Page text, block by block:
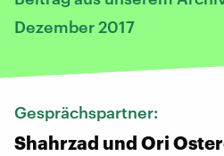
Dezember 2017
Gesprächspartner:
Shahrzad und Ori